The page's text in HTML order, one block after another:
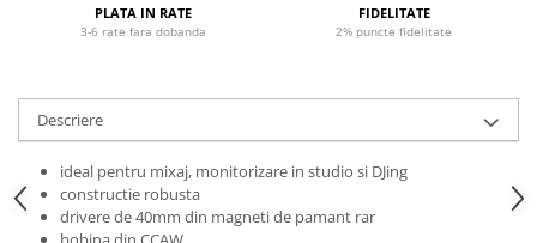
Rack studio
Sintetizatoare
Standuri si stative de monitoare
Subwoofere de studio
Tratament acustic
Lumini si efecte
PLATA IN RATE
3-6 rate fara dobanda
FIDELITATE
2% puncte fidelitate
Descriere
ideal pentru mixaj, monitorizare in studio si DJing
constructie robusta
drivere de 40mm din magneti de pamant rar